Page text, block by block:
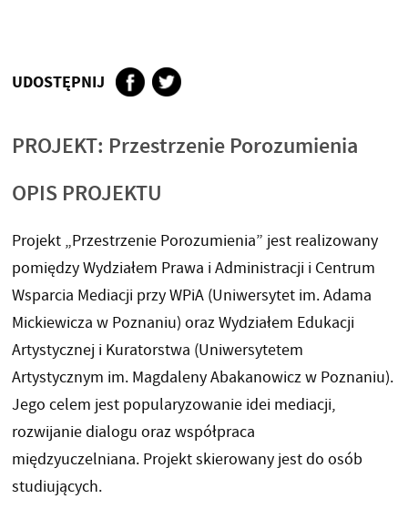
UDOSTĘPNIJ
PROJEKT: Przestrzenie Porozumienia
OPIS PROJEKTU
Projekt „Przestrzenie Porozumienia” jest realizowany
pomiędzy Wydziałem Prawa i Administracji i Centrum
Wsparcia Mediacji przy WPiA (Uniwersytet im. Adama
Mickiewicza w Poznaniu) oraz Wydziałem Edukacji
Artystycznej i Kuratorstwa (Uniwersytetem
Artystycznym im. Magdaleny Abakanowicz w Poznaniu).
Jego celem jest popularyzowanie idei mediacji,
rozwijanie dialogu oraz współpraca
międzyuczelniana. Projekt skierowany jest do osób
studiujących.